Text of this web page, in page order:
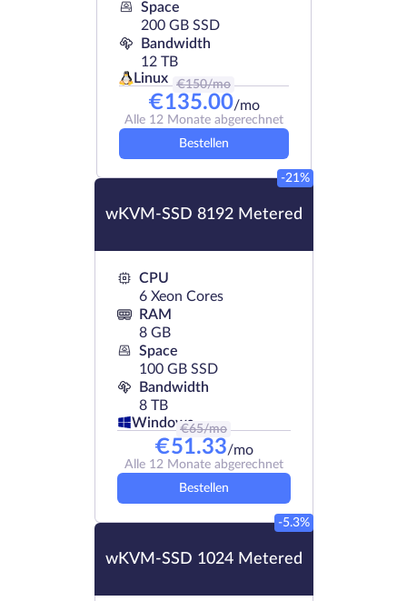
Space
200 GB SSD
Bandwidth
12 TB
Linux
€150/mo
€135.00/mo
Alle 12 Monate abgerechnet
Bestellen
wKVM-SSD 8192 Metered
-21%
CPU
6 Xeon Cores
RAM
8 GB
Space
100 GB SSD
Bandwidth
8 TB
Windows
€65/mo
€51.33/mo
Alle 12 Monate abgerechnet
Bestellen
wKVM-SSD 1024 Metered
-5.3%